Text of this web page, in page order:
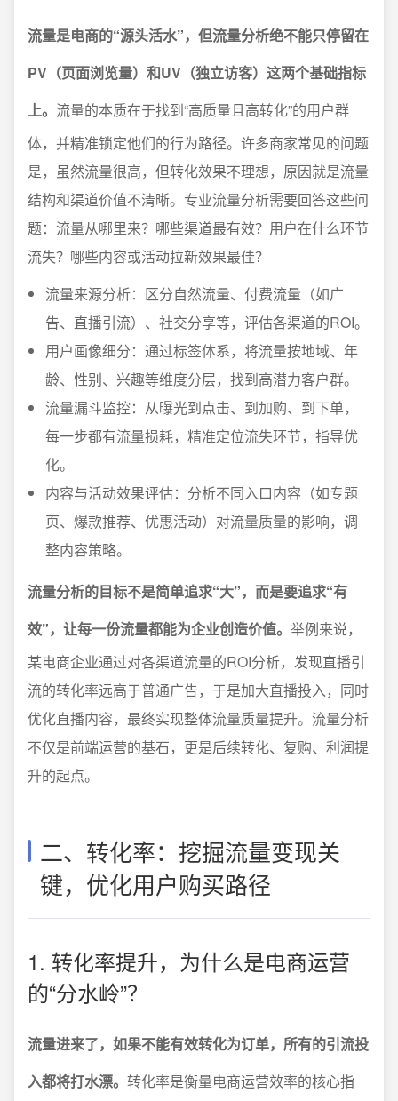
流量是电商的“源头活水”，但流量分析绝不能只停留在
PV（页面浏览量）和UV（独立访客）这两个基础指标
上。 流量的本质在于找到“高质量且高转化”的用户群
体，并精准锁定他们的行为路径。许多商家常见的问题
是，虽然流量很高，但转化效果不理想，原因就是流量
结构和渠道价值不清晰。专业流量分析需要回答这些问
题：流量从哪里来？哪些渠道最有效？用户在什么环节
流失？哪些内容或活动拉新效果最佳？
流量来源分析：区分自然流量、付费流量（如广
告、直播引流）、社交分享等，评估各渠道的ROI。
用户画像细分：通过标签体系，将流量按地域、年
龄、性别、兴趣等维度分层，找到高潜力客户群。
流量漏斗监控：从曝光到点击、到加购、到下单，
每一步都有流量损耗，精准定位流失环节，指导优
化。
内容与活动效果评估：分析不同入口内容（如专题
页、爆款推荐、优惠活动）对流量质量的影响，调
整内容策略。
流量分析的目标不是简单追求“大”，而是要追求“有
效”，让每一份流量都能为企业创造价值。 举例来说，
某电商企业通过对各渠道流量的ROI分析，发现直播引
流的转化率远高于普通广告，于是加大直播投入，同时
优化直播内容，最终实现整体流量质量提升。流量分析
不仅是前端运营的基石，更是后续转化、复购、利润提
升的起点。
二、转化率：挖掘流量变现关
键，优化用户购买路径
1. 转化率提升，为什么是电商运营
的“分水岭”？
流量进来了，如果不能有效转化为订单，所有的引流投
入都将打水漂。 转化率是衡量电商运营效率的核心指